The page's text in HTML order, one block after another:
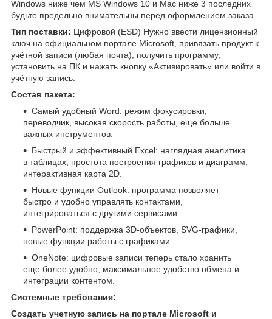
Windows ниже чем MS Windows 10 и Мас ниже 3 последних
будьте предельно внимательны перед оформлением заказа.
Тип поставки: Цифровой (ESD) Нужно ввести лицензионный
ключ на официальном портале Microsoft, привязать продукт к
учётной записи (любая почта), получить программу,
установить на ПК и нажать кнопку «Активировать» или войти в
учётную запись.
Состав пакета:
Самый удобный Word: режим фокусировки,
переводчик, высокая скорость работы, еще больше
важных инструментов.
Быстрый и эффективный Excel: наглядная аналитика
в таблицах, простота построения графиков и диаграмм,
интерактивная карта 2D.
Новые функции Outlook: программа позволяет
быстро и удобно управлять контактами,
интегрироваться с другими сервисами.
PowerPoint: поддержка 3D-объектов, SVG-графики,
новые функции работы с графиками.
OneNote: цифровые записи теперь стало хранить
еще более удобно, максимальное удобство обмена и
интеграции контентом.
Системные требования:
Создать учетную запись на портале Microsoft и